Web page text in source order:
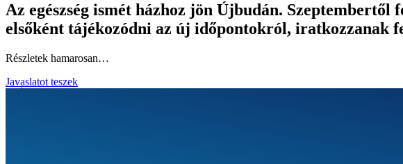
Az egészség ismét házhoz jön Újbudán.
elsőként tájékozódni az új időpontokról, iratkozzanak
Részletek hamarosan…
Javaslatot teszek